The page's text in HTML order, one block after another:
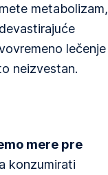
metabolizam,
lečenje
neizvestan.
mere pre
konzumirati